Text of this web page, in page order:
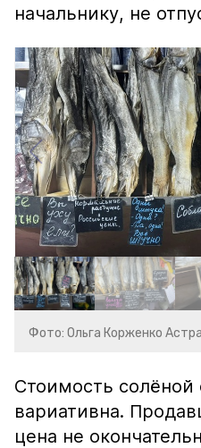
начальнику, не
Фото: Ольга Корженко
Стоимость солёной
вариативна.
цена не